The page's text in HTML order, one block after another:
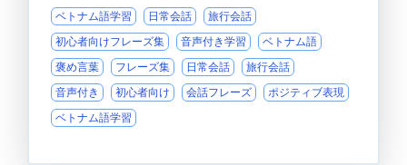
ベトナム語学習 日常会話
旅行会話
初心者向けフレーズ集
音声付き学習
ベトナム語
褒め言葉
フレーズ集 日常会話
旅行会話
音声付き
初心者向け 会話フレーズ
ポジティブ表現
ベトナム語学習